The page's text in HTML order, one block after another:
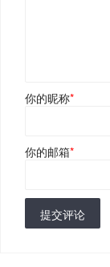
你的昵称*
你的邮箱*
提交评论